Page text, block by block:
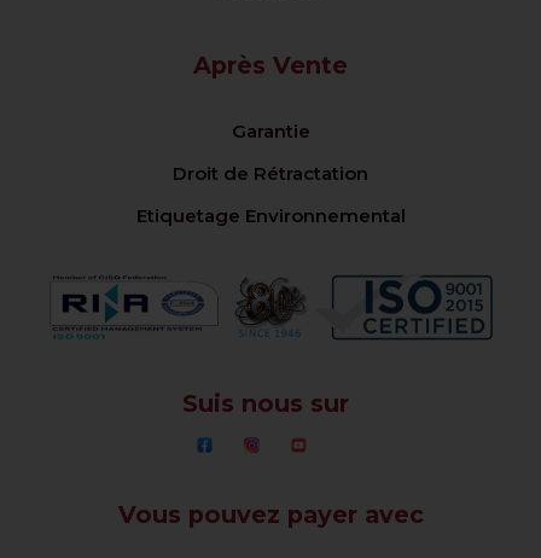
Après Vente
Garantie
Droit de Rétractation
Etiquetage Environnemental
Suis nous sur
Vous pouvez payer avec